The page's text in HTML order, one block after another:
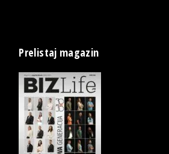
Prelistaj magazin